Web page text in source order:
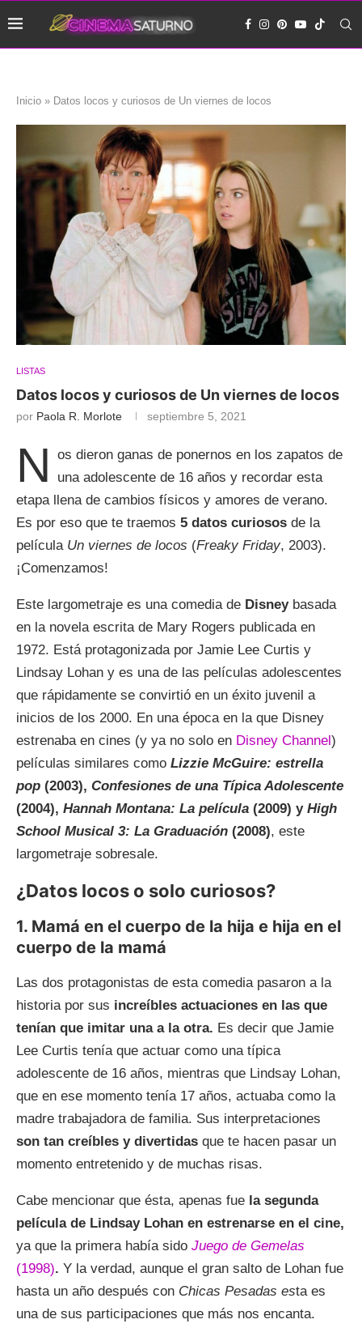
Inicio » Datos locos y curiosos de Un viernes de locos
LISTAS
Datos locos y curiosos de Un viernes de locos
por Paola R. Morlote septiembre 5, 2021
N
os dieron ganas de ponernos en los zapatos de
una adolescente de 16 años y recordar esta
etapa llena de cambios físicos y amores de verano.
Es por eso que te traemos 5 datos curiosos de la
película Un viernes de locos (Freaky Friday, 2003).
¡Comenzamos!
Este largometraje es una comedia de Disneybasada
en la novela escrita de Mary Rogers publicada en
1972. Está protagonizada por Jamie Lee Curtis y
Lindsay Lohan y es una de las películas adolescentes
que rápidamente se convirtió en un éxito juvenil a
inicios de los 2000. En una época en la que Disney
estrenaba en cines (y ya no solo en Disney Channel)
películas similares como Lizzie McGuire: estrella
pop (2003), Confesiones de una Típica Adolescente
(2004), Hannah Montana: La película (2009) y High
School Musical 3: La Graduación (2008), este
largometraje sobresale.
¿Datos locos o solo curiosos?
1. Mamá en el cuerpo de la hija e hija en el
cuerpo de la mamá
Las dos protagonistas de esta comedia pasaron a la
historia por sus increíbles actuaciones en las que
tenían que imitar una a la otra. Es decir que Jamie
Lee Curtis tenía que actuar como una típica
adolescente de 16 años, mientras que Lindsay Lohan,
que en ese momento tenía 17 años, actuaba como la
madre trabajadora de familia. Sus interpretaciones
son tan creíbles y divertidas que te hacen pasar un
momento entretenido y de muchas risas.
Cabe mencionar que ésta, apenas fue la segunda
película de Lindsay Lohan en estrenarse en el cine,
ya que la primera había sido Juego de Gemelas
(1998). Y la verdad, aunque el gran salto de Lohan fue
hasta un año después con Chicas Pesadas esta es
una de sus participaciones que más nos encanta.